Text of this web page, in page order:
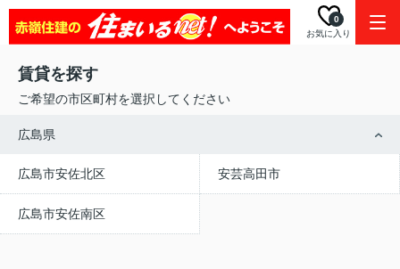
お気に入り
0
賃貸を探す
ご希望の市区町村を選択してください
広島県
広島市安佐北区 安芸高田市
広島市安佐南区